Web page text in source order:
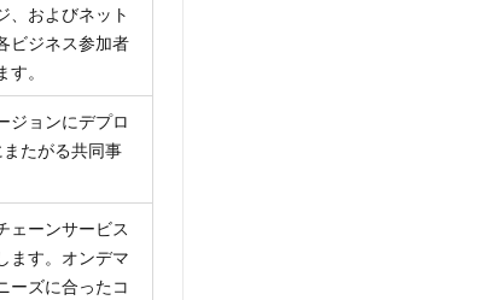
、およびネット
ビジネス参加者
。
ジョンにデプロ
たがる共同事
ェーンサービス
ます。オンデマ
ーズに合ったコ